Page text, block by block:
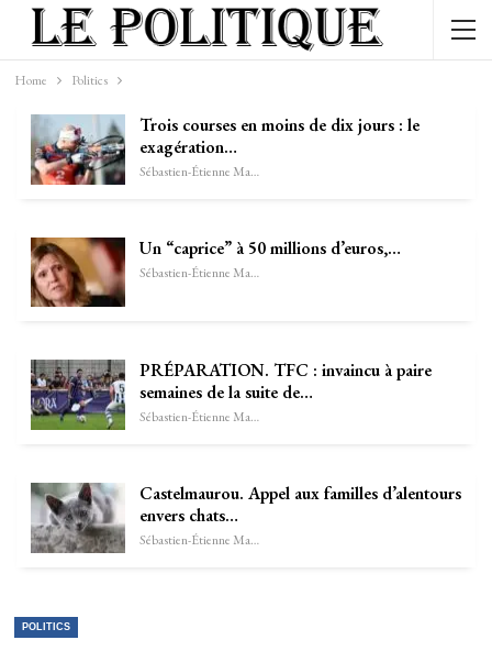
Home Politics
Trois courses en moins de dix jours : le
exagération…
Sébastien-Étienne Marechal
Un “caprice” à 50 millions d’euros,…
Sébastien-Étienne Marechal
PRÉPARATION. TFC : invaincu à paire
semaines de la suite de…
Sébastien-Étienne Marechal
Castelmaurou. Appel aux familles d’alentours
envers chats…
Sébastien-Étienne Marechal
POLITICS